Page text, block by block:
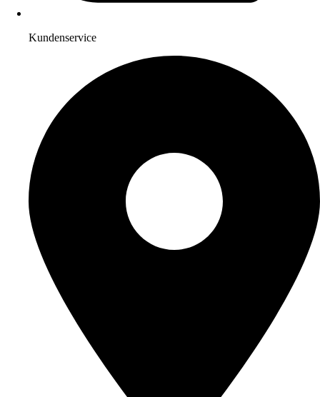
Kundenservice